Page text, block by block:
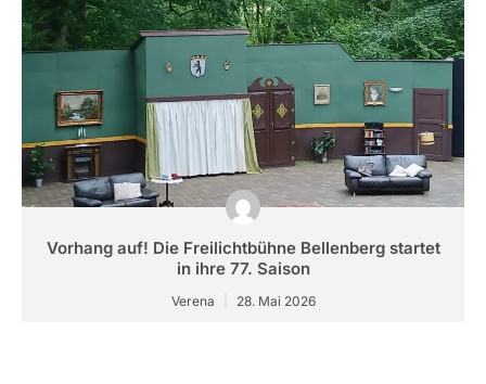
Vorhang auf! Die Freilichtbühne Bellenberg startet
in ihre 77. Saison
Verena 28. Mai 2026